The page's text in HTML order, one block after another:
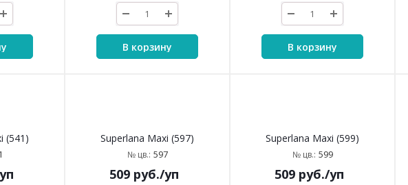
509руб./уп 509руб./уп